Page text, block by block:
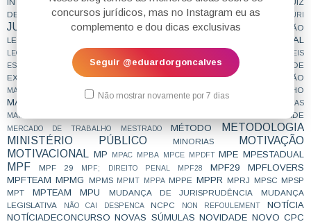
concursos jurídicos, mas no Instagram eu as
complemento e dou dicas exclusivas
Seguir @eduardorgoncalves
Não mostrar novamente por 7 dias
INTERPRETAÇÃO JUDICIALIZAÇÃO JUIZ DAS GARANTIAS
DE DIREITO
JUIZ ESTADUAL JUIZ FEDERAL JUIZADO ESPECIAL JURI
JURISPRUDENCIA JURISPRUDÊNCIA EM TESES
LEGISLAÇÃO
LEGISLAÇÃO INTERNACIONAL
LEGISLAÇÃO PENAL ESPECIAL
LEGITIMIDADE LEI DE ORGANIZAÇÕES CRIMINOSAS LEI NOVA
LEIS
ESQUEMATIZADAS
LEIS GRIFADAS LEIS SISTEMATIZADAS
LIBERDADE DE
EXPRESSÃO
LINDB LÍNGUA PORTUGUESA LISTA SUJA LIVE LOTAÇÃO
MACETE MAGISTRATURA MAGISTRATURA DO TRABALHO
MAGISTRATURA ESTADUAL MAGISTRATURA FEDERAL
MAIS LIDAS
MAMÃES
MENTALIDADE
MERCADO DE TRABALHO MESTRADO MÉTODO
METODOLOGIA
MINISTÉRIO PÚBLICO
MINORIAS
MOTIVAÇÃO
MOTIVACIONAL
MP MPAC MPBA MPCE MPDFT MPE MPESTADUAL
MPF MPF 29 MPF; DIREITO PENAL MPF28 MPF29
MPFLOVERS
MPFTEAM MPMG MPMS MPMT MPPA MPPE MPPR MPRJ MPSC MPSP
MPT
MPTEAM MPU MUDANÇA DE JURISPRUDÊNCIA
MUDANÇA
LEGISLATIVA
NÃO CAI DESPENCA NCPC NON REFOULEMENT
NOTÍCIA
NOTÍCIADECONCURSO NOVAS SÚMULAS NOVIDADE NOVO CPC